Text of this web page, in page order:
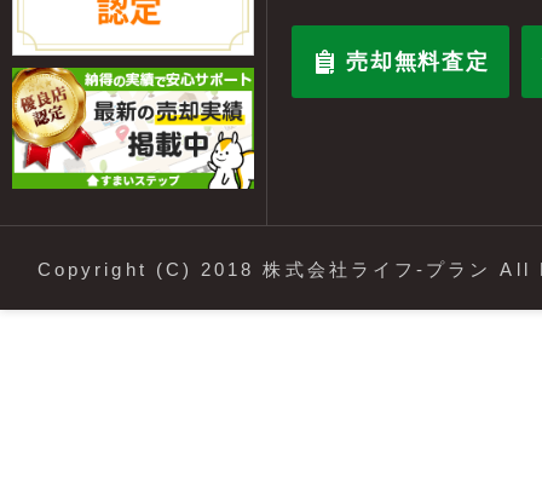
売却無料査定
Copyright (C) 2018 株式会社ライフ-プラン